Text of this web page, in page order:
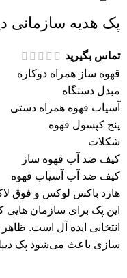
پک هدیه سازمانی
تماس بگیرید
قهوه ساز همراه دوکاره
مبدل دستگاه
آسیاب قهوه همراه دستی
پنج کپسول قهوه
شکلات
کیف ضد آب قهوه ساز
کیف ضد آب آسیاب قهوه
هارد باکس لوکس و فوق
این پک برای سازمان
انتخابی ایده آل است.
سازی باعث می‌شود پک